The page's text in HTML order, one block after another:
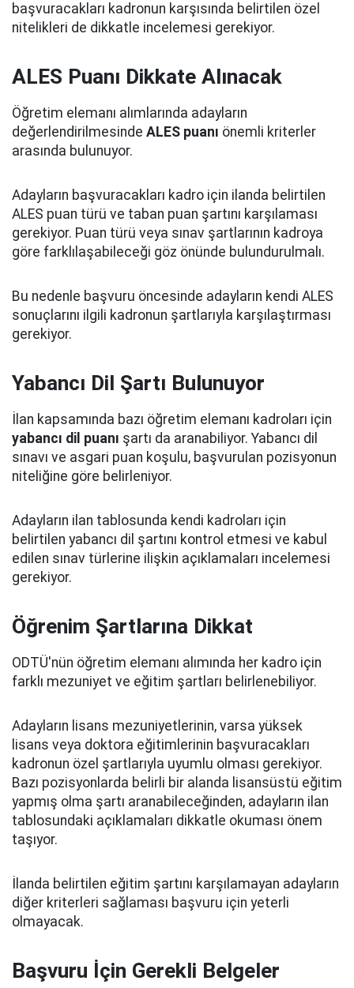
başvuracakları kadronun karşısında belirtilen özel
nitelikleri de dikkatle incelemesi gerekiyor.
ALES Puanı Dikkate Alınacak
Öğretim elemanı alımlarında adayların
değerlendirilmesinde ALES puanı önemli kriterler
arasında bulunuyor.
Adayların başvuracakları kadro için ilanda belirtilen
ALES puan türü ve taban puan şartını karşılaması
gerekiyor. Puan türü veya sınav şartlarının kadroya
göre farklılaşabileceği göz önünde bulundurulmalı.
Bu nedenle başvuru öncesinde adayların kendi ALES
sonuçlarını ilgili kadronun şartlarıyla karşılaştırması
gerekiyor.
Yabancı Dil Şartı Bulunuyor
İlan kapsamında bazı öğretim elemanı kadroları için
yabancı dil puanı şartı da aranabiliyor. Yabancı dil
sınavı ve asgari puan koşulu, başvurulan pozisyonun
niteliğine göre belirleniyor.
Adayların ilan tablosunda kendi kadroları için
belirtilen yabancı dil şartını kontrol etmesi ve kabul
edilen sınav türlerine ilişkin açıklamaları incelemesi
gerekiyor.
Öğrenim Şartlarına Dikkat
ODTÜ'nün öğretim elemanı alımında her kadro için
farklı mezuniyet ve eğitim şartları belirlenebiliyor.
Adayların lisans mezuniyetlerinin, varsa yüksek
lisans veya doktora eğitimlerinin başvuracakları
kadronun özel şartlarıyla uyumlu olması gerekiyor.
Bazı pozisyonlarda belirli bir alanda lisansüstü eğitim
yapmış olma şartı aranabileceğinden, adayların ilan
tablosundaki açıklamaları dikkatle okuması önem
taşıyor.
İlanda belirtilen eğitim şartını karşılamayan adayların
diğer kriterleri sağlaması başvuru için yeterli
olmayacak.
Başvuru İçin Gerekli Belgeler